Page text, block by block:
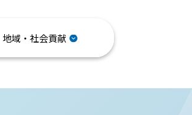
地域・社会貢献